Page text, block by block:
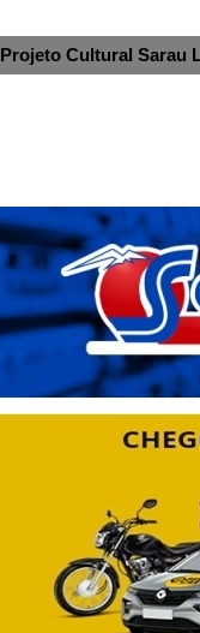
Projeto Cultural Sarau